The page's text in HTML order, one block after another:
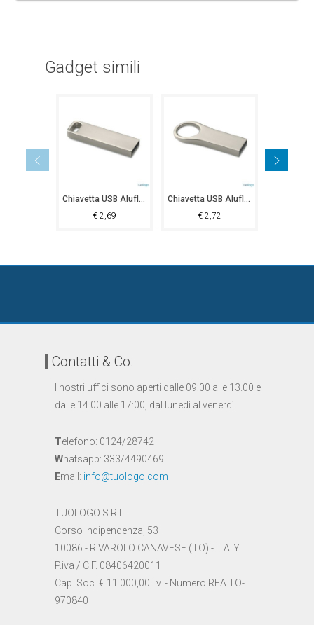
Gadget simili
Chiavetta USB Aluflash Square
€2,69
Chiavetta USB Aluflash Round
€2,72
Contatti & Co.
I nostri uffici sono aperti dalle 09:00 alle 13.00 e
dalle 14.00 alle 17:00, dal lunedì al venerdì.
Telefono: 0124/28742
Whatsapp: 333/4490469
Email: info@tuologo.com
TUOLOGO S.R.L.
Corso Indipendenza, 53
10086 - RIVAROLO CANAVESE (TO) - ITALY
P.iva / C.F. 08406420011
Cap. Soc. € 11.000,00 i.v. - Numero REA TO-
970840